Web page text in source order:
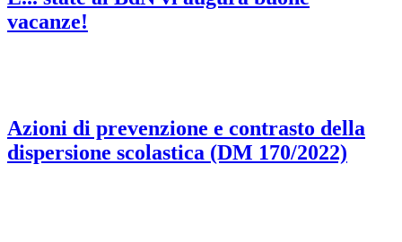
vacanze!
Azioni di prevenzione e contrasto della
dispersione scolastica (DM 170/2022)